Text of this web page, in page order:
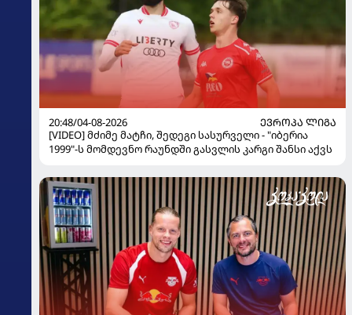
20:48/04-08-2026
ᲔᲕᲠᲝᲞᲐ ᲚᲘᲒᲐ
[VIDEO] მძიმე მატჩი, შედეგი სასურველი - "იბერია
1999"-ს მომდევნო რაუნდში გასვლის კარგი შანსი აქვს